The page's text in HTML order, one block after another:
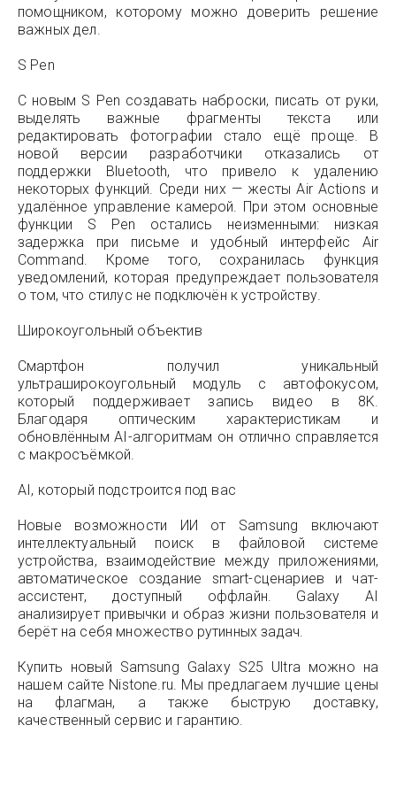
помощником, которому можно доверить решение
важных дел.
S Pen
С новым S Pen создавать наброски, писать от руки,
выделять важные фрагменты текста или
редактировать фотографии стало ещё проще. В
новой версии разработчики отказались от
поддержки Bluetooth, что привело к удалению
некоторых функций. Среди них — жесты Air Actions и
удалённое управление камерой. При этом основные
функции S Pen остались неизменными: низкая
задержка при письме и удобный интерфейс Air
Command. Кроме того, сохранилась функция
уведомлений, которая предупреждает пользователя
о том, что стилус не подключён к устройству.
Широкоугольный объектив
Смартфон получил уникальный
ультраширокоугольный модуль с автофокусом,
который поддерживает запись видео в 8K.
Благодаря оптическим характеристикам и
обновлённым AI-алгоритмам он отлично справляется
с макросъёмкой.
AI, который подстроится под вас
Новые возможности ИИ от Samsung включают
интеллектуальный поиск в файловой системе
устройства, взаимодействие между приложениями,
автоматическое создание smart-сценариев и чат-
ассистент, доступный оффлайн. Galaxy AI
анализирует привычки и образ жизни пользователя и
берёт на себя множество рутинных задач.
Купить новый Samsung Galaxy S25 Ultra можно на
нашем сайте Nistone.ru. Мы предлагаем лучшие цены
на флагман, а также быструю доставку,
качественный сервис и гарантию.